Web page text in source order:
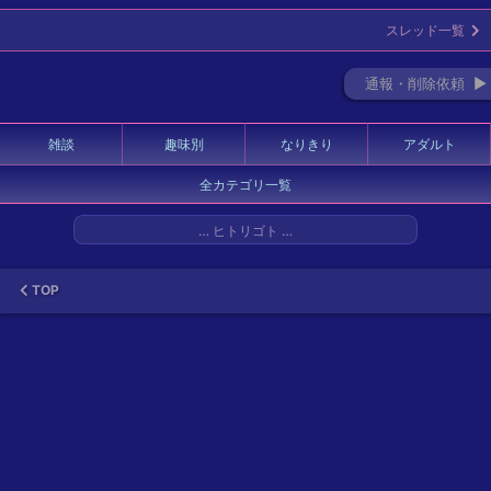
スレッド一覧
通報・削除依頼 ►
雑談 趣味別 なりきり アダルト
全カテゴリ一覧
… ヒトリゴト …
TOP